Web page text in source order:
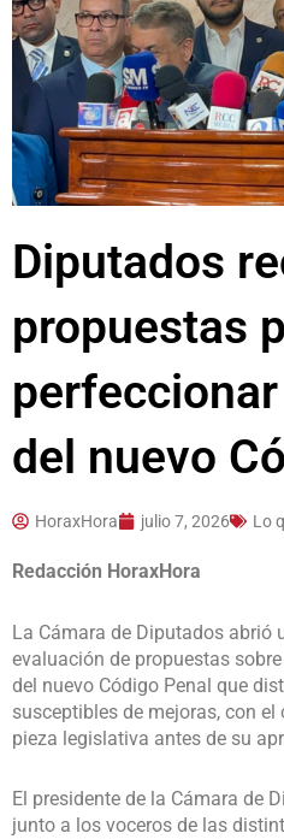
Diputados
propuestas
del nuevo
HoraxHora julio 7, 2026 Lo
Redacción HoraxHora
La Cámara de Diputados abrió
evaluación de propuestas
del nuevo Código Penal que
susceptibles de mejoras, con el
pieza legislativa antes de su
El presidente de la Cámara de
junto a los voceros de las